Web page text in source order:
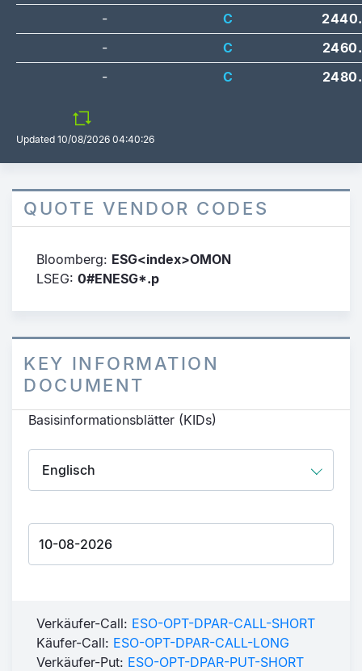
-
C
-
C
-
C
Updated 10/08/2026 04:40:26
QUOTE VENDOR CODES
Bloomberg: ESG<index>OMON
LSEG: 0#ENESG*.p
KEY INFORMATION
DOCUMENT
Basisinformationsblätter (KIDs)
Verkäufer-Call: ESO-OPT-DPAR-CALL-SHORT
Käufer-Call: ESO-OPT-DPAR-CALL-LONG
Verkäufer-Put: ESO-OPT-DPAR-PUT-SHORT